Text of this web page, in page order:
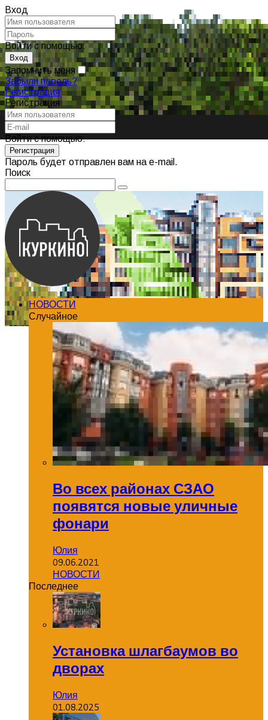
Вход
Войти с помощью:
Запомнить меня
Забыли пароль?
Регистрация
Регистрация
Войти с помощью:
Пароль будет отправлен вам на e-mail.
Поиск
НОВОСТИ
Случайное
Во всех районах СЗАО
появятся новые уличные
фонари
Юлия
09.06.2021
НОВОСТИ
Последнее
Установка шлагбаумов во
дворах
Юлия
01.08.2025